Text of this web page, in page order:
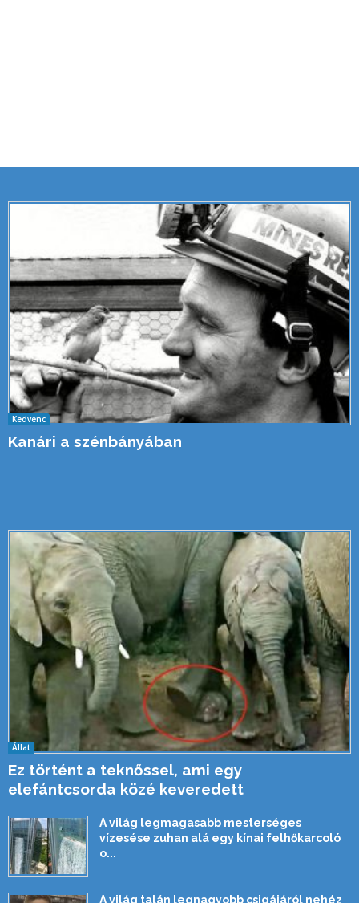
Kedvenc
Kanári a szénbányában
Állat
Ez történt a teknőssel, ami egy
elefántcsorda közé keveredett
A világ legmagasabb mesterséges
vízesése zuhan alá egy kínai felhőkarcoló
o...
A világ talán legnagyobb csigájáról nehéz